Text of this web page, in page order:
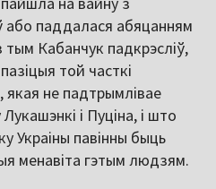
або паддалася абяцанням
тым Кабанчук падкрэсліў,
той часткі
якая не падтрымлівае
і Пуціна, і што
Украіны павінны быць
менавіта гэтым людзям.